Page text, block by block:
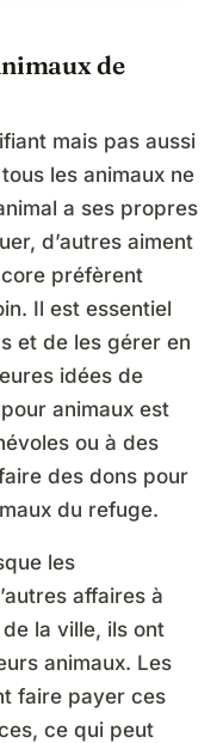
de
mais pas aussi
les animaux ne
a ses propres
d’autres aiment
préfèrent
Il est essentiel
et de les gérer en
idées de
animaux est
ou à des
des dons pour
du refuge.
les
affaires à
la ville, ils ont
animaux. Les
faire payer ces
ce qui peut